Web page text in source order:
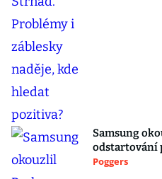
Samsung
odstartování
Poggers